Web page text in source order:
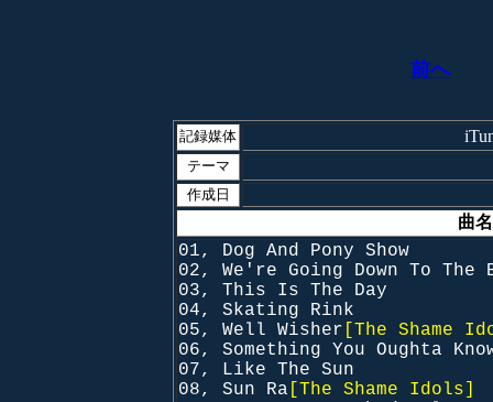
前へ
記録媒体
テーマ
作成日
曲
01, Dog And Pony Show
02, We're Going Down To The
03, This Is The Day
04, Skating Rink
05, Well Wisher [The Shame
06, Something You Oughta
07, Like The Sun
08, Sun Ra [The Shame Idols]